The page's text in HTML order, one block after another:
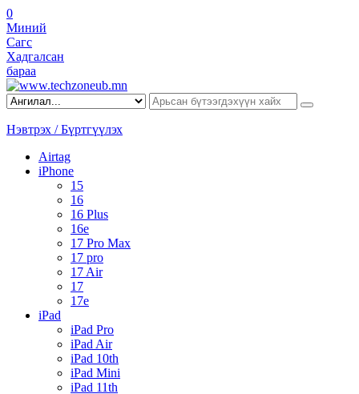
0
Миний
Сагс
Хадгалсан
бараа
Нэвтрэх / Бүртгүүлэх
Airtag
iPhone
15
16
16 Plus
16e
17 Pro Max
17 pro
17 Air
17
17e
iPad
iPad Pro
iPad Air
iPad 10th
iPad Mini
iPad 11th